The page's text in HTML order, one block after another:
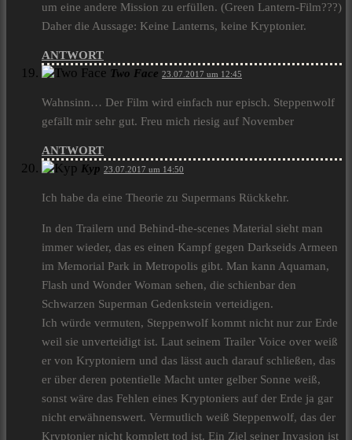
um eine andere Mission zu erfüllen. (Green Lantern-Film???)
Daher die Aussage: Keine Lanterns, keine Kryptonier.
ANTWORT
Two Face 23.07.2017 um 12:45
Wahnsinn… Der Film wird einfach nur episch. Steppenwolf
gefällt mir sehr gut. Freu mich riesig auf November
ANTWORT
Kyp 23.07.2017 um 14:50
Ich habe da eine Theorie zu Supermans Rückkehr.
In den Trailern und Behind-the-scenes Material sieht man
immer wieder, das es einen Kampf gegen Darkseids Armeen
im Memorial Park in Metropolis gibt. Man kann Aquaman,
Flash und Wonder Woman sehen, die schienbar den
Schwarzen Superman Gedenkstein verteidigen.
Ich würde vermuten, Steppenwolf kommt nicht nur zur Erde
weil sie unverteidigt ist. Laut seinem Trailer Voice over weiß
er von Kryptoniern und das lässt auch darauf schließen, das
er über deren potentielle Macht unter gelber Sonne weiß,
sonst wäre das Fehlen eines Kryptoniers auf der Erde ja gar
nicht erwähnenswert. Vermutlich weiß Steppenwolf, das der
Kryptonier nicht komplett tod ist. Ein Ziel seiner Invasion ist